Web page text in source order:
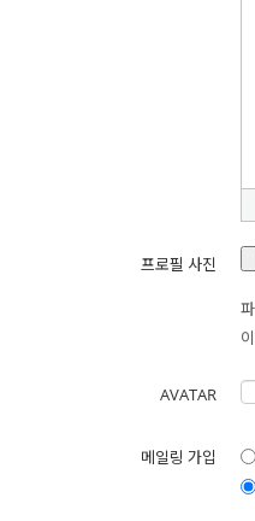
보존 기간 : 3개월 (전자상거래
보존 이유 : 정보통신 이용촉진
- 소비자의 불만 또는 분쟁처리
보존 이유 : 전자상거래 등에서
보존 기간 : 3년 (전자상거래등
- 계약 또는 청약철회 등에 관한
보존 이유 : 전자상거래 등에서의
프로필 사진
AVATAR
메일링 가입